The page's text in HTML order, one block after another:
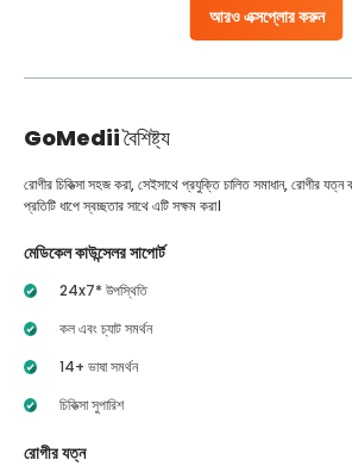
আরও এক্সপ্লোর করুন
GoMediiবৈশিষ্ট্য
রোগীর চিকিত্সা সহজ করা, সেইসাথে প্রযুক্তি চালিত সমাধান, রোগীর যত্ন
প্রতিটি ধাপে স্বচ্ছতার সাথে এটি সক্ষম করা।
মেডিকেল কাউন্সেলর সাপোর্ট
24x7* উপস্থিতি
কল এবং চ্যাট সমর্থন
14+ ভাষা সমর্থন
চিকিত্সা সুপারিশ
রোগীর যত্ন